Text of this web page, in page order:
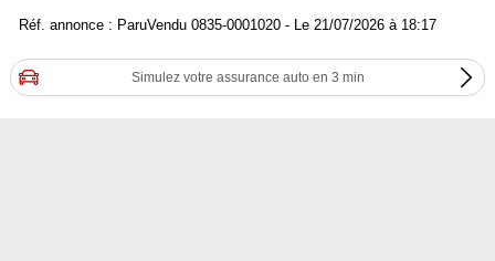
Réf. annonce : ParuVendu 0835-0001020 - Le 21/07/2026 à 18:17
Simulez votre assurance auto en 3 min